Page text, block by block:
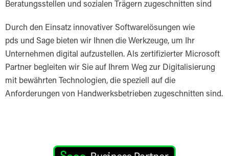
Beratungsstellen und sozialen Trägern zugeschnitten sind
Durch den Einsatz innovativer Softwarelösungen wie
pds und Sage bieten wir Ihnen die Werkzeuge, um Ihr
Unternehmen digital aufzustellen. Als zertifizierter Microsoft
Partner begleiten wir Sie auf Ihrem Weg zur Digitalisierung
mit bewährten Technologien, die speziell auf die
Anforderungen von Handwerksbetrieben zugeschnitten sind.